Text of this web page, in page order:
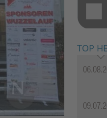
TOP